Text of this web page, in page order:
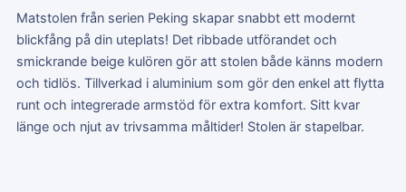
Matstolen från serien Peking skapar snabbt ett modernt
blickfång på din uteplats! Det ribbade utförandet och
smickrande beige kulören gör att stolen både känns modern
och tidlös. Tillverkad i aluminium som gör den enkel att flytta
runt och integrerade armstöd för extra komfort. Sitt kvar
länge och njut av trivsamma måltider! Stolen är stapelbar.